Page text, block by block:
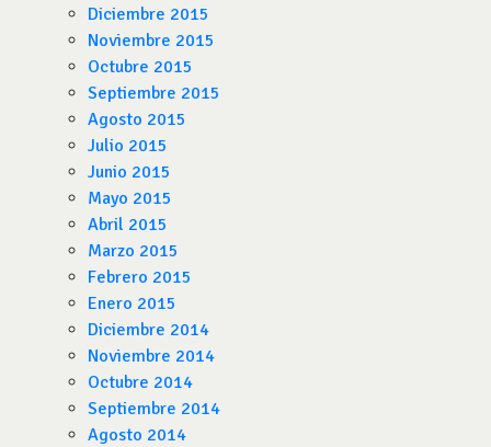
Diciembre 2015
Noviembre 2015
Octubre 2015
Septiembre 2015
Agosto 2015
Julio 2015
Junio 2015
Mayo 2015
Abril 2015
Marzo 2015
Febrero 2015
Enero 2015
Diciembre 2014
Noviembre 2014
Octubre 2014
Septiembre 2014
Agosto 2014